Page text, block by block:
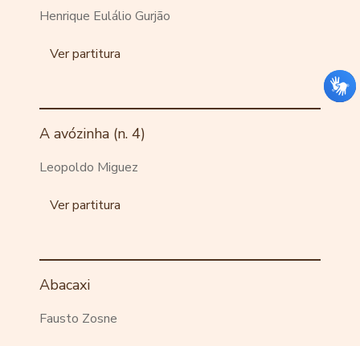
Henrique Eulálio Gurjão
Ver partitura
A avózinha (n. 4)
Leopoldo Miguez
Ver partitura
Abacaxi
Fausto Zosne